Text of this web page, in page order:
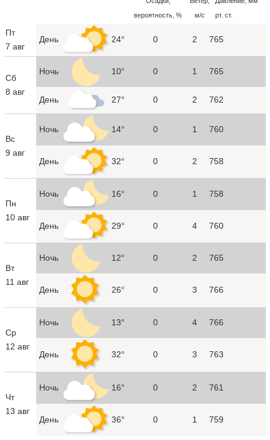
вероятность, %
м/с
рт. ст.
Пт
7 авг
День 24° 0 2 765
Сб
8 авг
Ночь 10° 0 1 765
День 27° 0 2 762
Вс
9 авг
Ночь 14° 0 1 760
День 32° 0 2 758
Пн
10 авг
Ночь 16° 0 1 758
День 29° 0 4 760
Вт
11 авг
Ночь 12° 0 2 765
День 26° 0 3 766
Ср
12 авг
Ночь 13° 0 4 766
День 32° 0 3 763
Чт
13 авг
Ночь 16° 0 2 761
День 36° 0 1 759